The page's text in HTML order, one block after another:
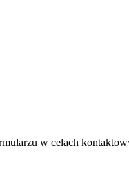
w celach